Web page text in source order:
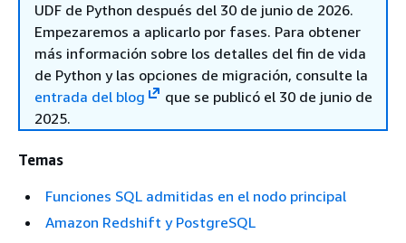
UDF de Python después del 30 de junio de 2026.
Empezaremos a aplicarlo por fases. Para obtener
más información sobre los detalles del fin de vida
de Python y las opciones de migración, consulte la
entrada del blog
que se publicó el 30 de junio de
2025.
Temas
Funciones SQL admitidas en el nodo principal
Amazon Redshift y PostgreSQL